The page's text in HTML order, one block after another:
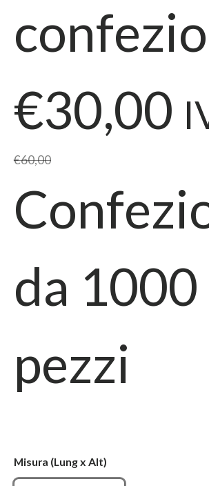
€30,00
€60,00
da 1000
pezzi
Misura (Lung x Alt)